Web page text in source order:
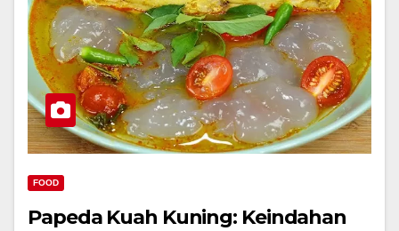
FOOD
Papeda Kuah Kuning: Keindahan